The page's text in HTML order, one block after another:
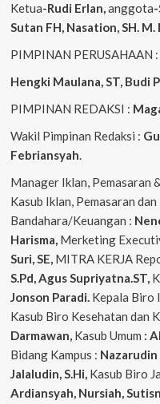
Ketua-Rudi Erlan,anggota
Sutan FH, Nasation, SH.
PIMPINAN PERUSAHAAN :
Hengki Maulana, ST, Budi
PIMPINAN REDAKSI :
Wakil Pimpinan Redaksi :
Febriansyah.
Manager Iklan, Pemasaran
Kasub Iklan, Pemasaran
Bandahara/Keuangan :
Harisma, Merketing
Suri, SE, MITRA KERJA
S.Pd, AgusSupriyatna.ST,
Jonson Paradi. Kepala Biro
Kasub Biro Kesehatan dan
Darmawan, Kasub Umum :
Bidang Kampus : Nazarudin
Jalaludin, S.Hi, Kasub Biro
Ardiansyah, Nursiah,